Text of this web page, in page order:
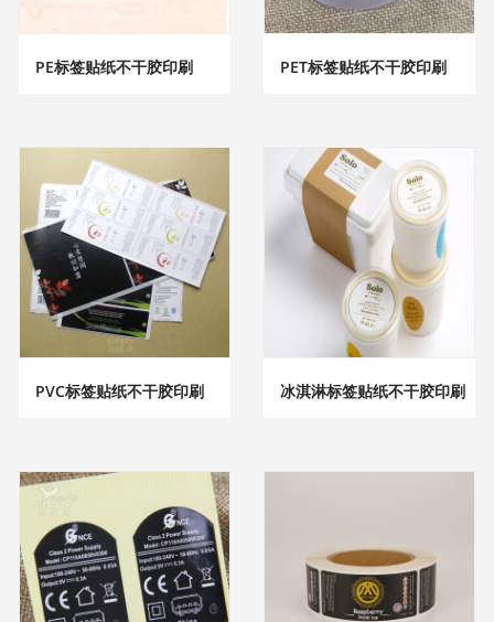
PE标签贴纸不干胶印刷 PET标签贴纸不干胶印刷
PVC标签贴纸不干胶印刷 冰淇淋标签贴纸不干胶印刷